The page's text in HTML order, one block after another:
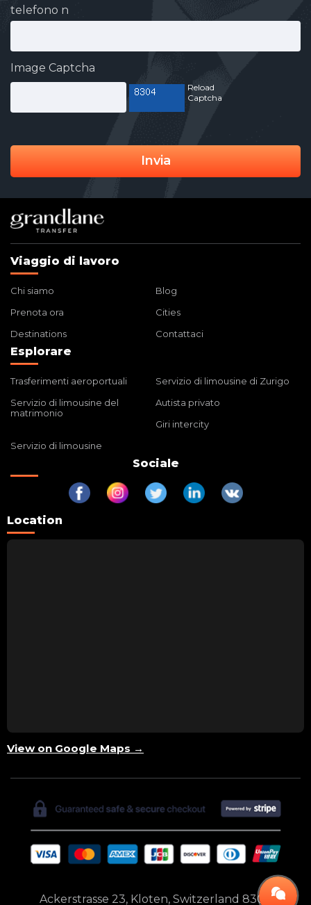
telefono n
Image Captcha
Reload
Captcha
Invia
Viaggio di lavoro
Chi siamo
Blog
Prenota ora
Cities
Destinations
Contattaci
Esplorare
Trasferimenti aeroportuali
Servizio di limousine di Zurigo
Servizio di limousine del
matrimonio
Autista privato
Giri intercity
Servizio di limousine
Sociale
Location
View on Google Maps →
Ackerstrasse 23, Kloten, Switzerland 8302